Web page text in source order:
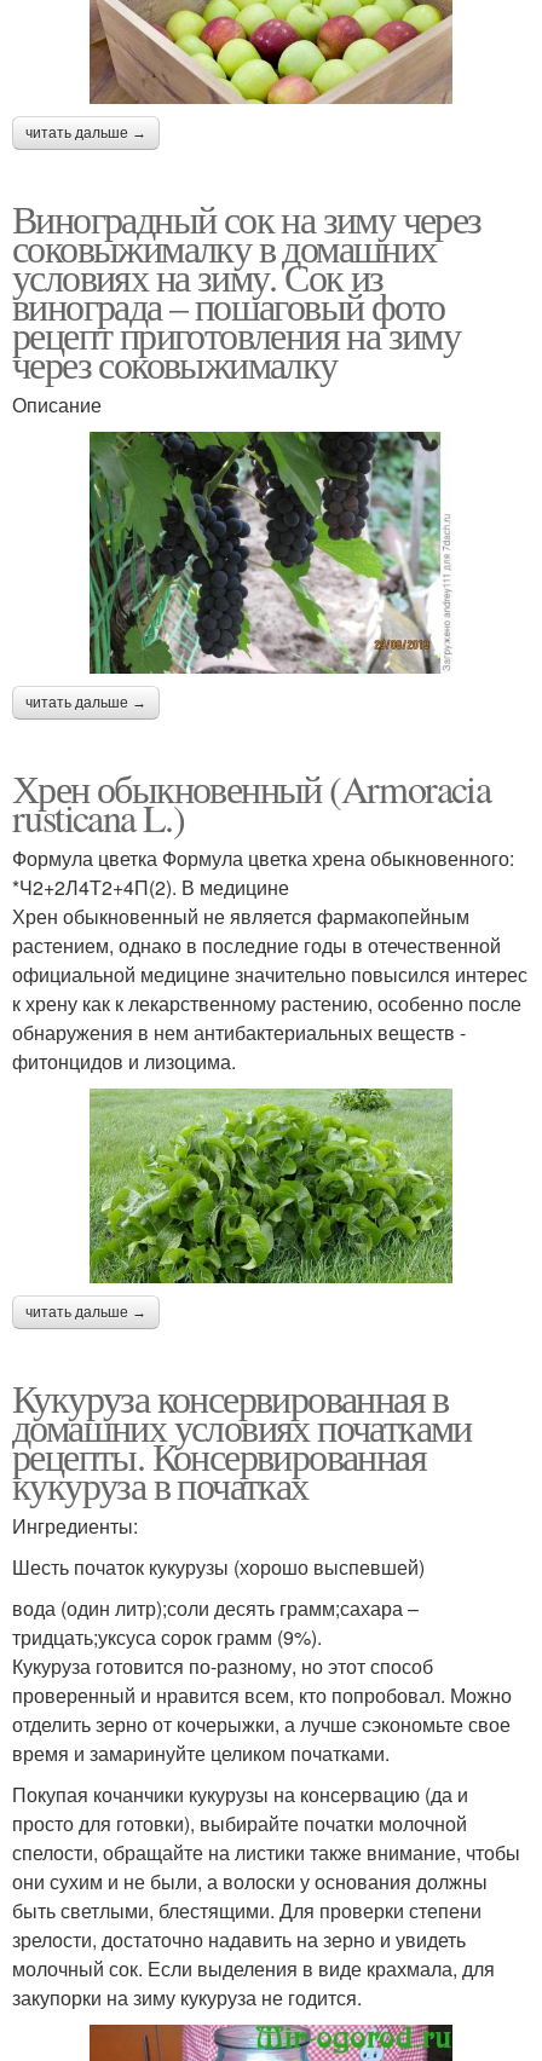
читать дальше →
Виноградный сок на зиму через
соковыжималку в домашних
условиях на зиму. Сок из
винограда – пошаговый фото
рецепт приготовления на зиму
через соковыжималку
Описание
читать дальше →
Хрен обыкновенный (Armoracia
rusticana L.)
Формула цветка Формула цветка хрена обыкновенного:
*Ч2+2Л4Т2+4П(2). В медицине
Хрен обыкновенный не является фармакопейным
растением, однако в последние годы в отечественной
официальной медицине значительно повысился интерес
к хрену как к лекарственному растению, особенно после
обнаружения в нем антибактериальных веществ -
фитонцидов и лизоцима.
читать дальше →
Кукуруза консервированная в
домашних условиях початками
рецепты. Консервированная
кукуруза в початках
Ингредиенты:
Шесть початок кукурузы (хорошо выспевшей)
вода (один литр);соли десять грамм;сахара –
тридцать;уксуса сорок грамм (9%).
Кукуруза готовится по-разному, но этот способ
проверенный и нравится всем, кто попробовал. Можно
отделить зерно от кочерыжки, а лучше сэкономьте свое
время и замаринуйте целиком початками.
Покупая кочанчики кукурузы на консервацию (да и
просто для готовки), выбирайте початки молочной
спелости, обращайте на листики также внимание, чтобы
они сухим и не были, а волоски у основания должны
быть светлыми, блестящими. Для проверки степени
зрелости, достаточно надавить на зерно и увидеть
молочный сок. Если выделения в виде крахмала, для
закупорки на зиму кукуруза не годится.